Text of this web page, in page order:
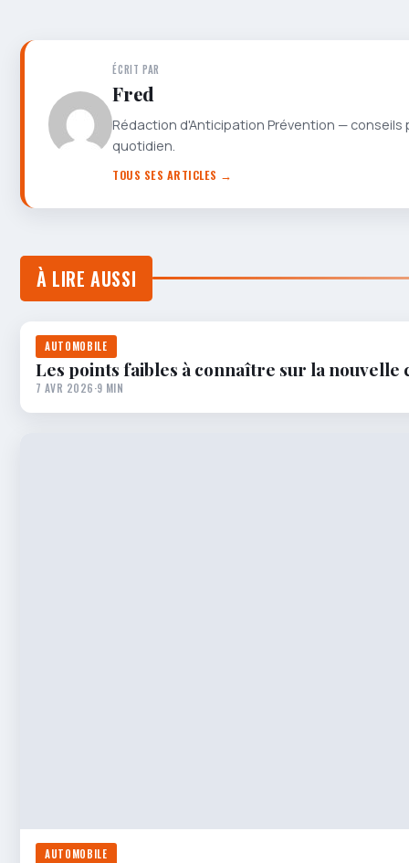
ÉCRIT PAR
Fred
Rédaction d'Anticipation Prévention —
quotidien.
TOUS SES ARTICLES →
À LIRE AUSSI
AUTOMOBILE
Les points faibles à connaître sur la nouvelle
7 AVR 2026·9 MIN
AUTOMOBILE